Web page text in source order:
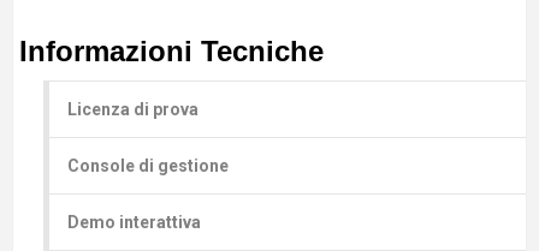
Informazioni Tecniche
Licenza di prova
Console di gestione
Demo interattiva